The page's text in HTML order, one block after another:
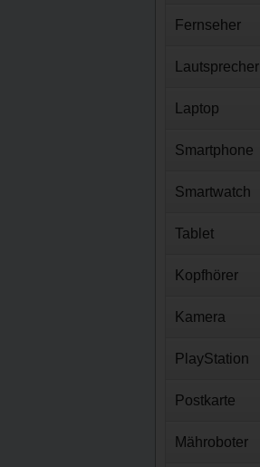
Fernseher
Lautsprecher
Laptop
Smartphone
Smartwatch
Tablet
Kopfhörer
Kamera
PlayStation
Postkarte
Mähroboter